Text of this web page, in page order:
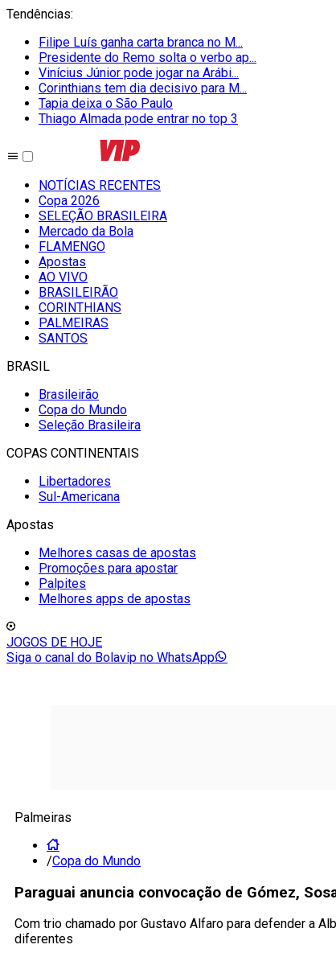
Tendências:
Filipe Luís ganha carta branca no M...
Presidente do Remo solta o verbo ap...
Vinícius Júnior pode jogar na Arábi...
Corinthians tem dia decisivo para M...
Tapia deixa o São Paulo
Thiago Almada pode entrar no top 3
NOTÍCIAS RECENTES
Copa 2026
SELEÇÃO BRASILEIRA
Mercado da Bola
FLAMENGO
Apostas
AO VIVO
BRASILEIRÃO
CORINTHIANS
PALMEIRAS
SANTOS
BRASIL
Brasileirão
Copa do Mundo
Seleção Brasileira
COPAS CONTINENTAIS
Libertadores
Sul-Americana
Apostas
Melhores casas de apostas
Promoções para apostar
Palpites
Melhores apps de apostas
JOGOS DE HOJE
Siga o canal do Bolavip no WhatsApp
Palmeiras
/Copa do Mundo
Paraguai anuncia convocação de Gómez,
Com trio chamado por Gustavo Alfaro para defender a
diferentes